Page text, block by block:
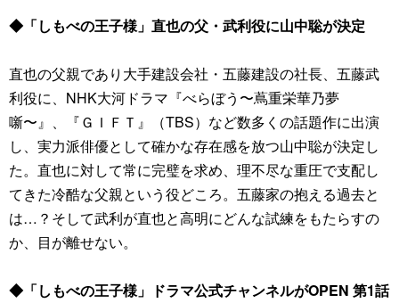
◆「しもべの王子様」直也の父・武利役に山中聡が決定
直也の父親であり大手建設会社・五藤建設の社長、五藤武
利役に、NHK大河ドラマ『べらぼう〜蔦重栄華乃夢
噺〜』、『ＧＩＦＴ』（TBS）など数多くの話題作に出演
し、実力派俳優として確かな存在感を放つ山中聡が決定し
た。直也に対して常に完璧を求め、理不尽な重圧で支配し
てきた冷酷な父親という役どころ。五藤家の抱える過去と
は…？そして武利が直也と高明にどんな試練をもたらすの
か、目が離せない。
◆「しもべの王子様」ドラマ公式チャンネルがOPEN 第1話